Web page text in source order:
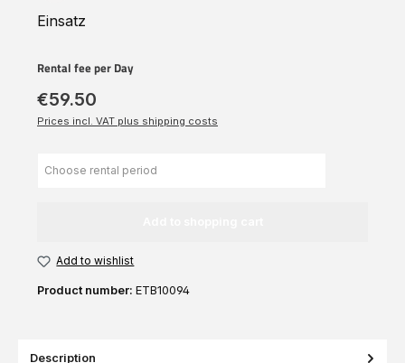
Einsatz
Rental fee per Day
€59.50
Prices incl. VAT plus shipping costs
Add to wishlist
Product number: ETB10094
Description